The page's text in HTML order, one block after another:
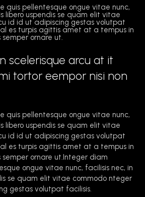
quis pellentesque ongue vitae nunc,
libero uspendis se quam elit vitae
id id ut adipiscing gestas volutpat
es turpis agittis amet at a tempus in
ornare ut.
scelerisque arcu at it
tortor eempor nisi non
quis pellentesque ongue vitae nunc,
libero uspendis se quam elit vitae
id id ut adipiscing gestas volutpat
es turpis agittis amet at a tempus in
semper ornare ut.Integer diam
ongue vitae nunc, facilisis nec, in
se quam elit vitae commodo nteger
gestas volutpat facilisis.